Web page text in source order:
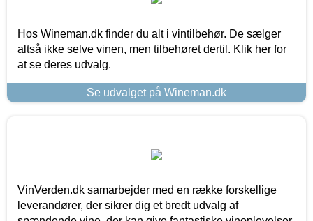
Hos Wineman.dk finder du alt i vintilbehør. De sælger
altså ikke selve vinen, men tilbehøret dertil. Klik her for
at se deres udvalg.
Se udvalget på Wineman.dk
VinVerden.dk samarbejder med en række forskellige
leverandører, der sikrer dig et bredt udvalg af